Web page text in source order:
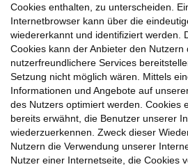
Cookies enthalten, zu unterscheiden.
Internetbrowser kann über die
wiedererkannt und identifiziert werden.
Cookies kann der Anbieter den
nutzerfreundlichere Services
Setzung nicht möglich wären. Mittels
Informationen und Angebote auf
des Nutzers optimiert werden. Cookies
bereits erwähnt, die Benutzer unserer
wiederzuerkennen. Zweck dieser
Nutzern die Verwendung unserer
Nutzer einer Internetseite, die Cookies